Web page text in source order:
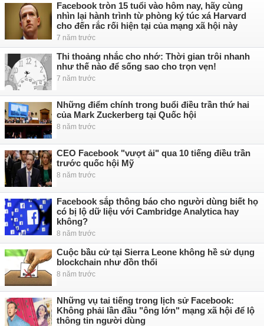
Facebook tròn 15 tuổi vào hôm nay, hãy cùng
nhìn lại hành trình từ phòng ký túc xá Harvard
cho đến rắc rối hiện tại của mạng xã hội này
7 năm trước
Thi thoảng nhắc cho nhớ: Thời gian trôi nhanh
như thế nào để sống sao cho trọn vẹn!
7 năm trước
Những điểm chính trong buổi điều trần thứ hai
của Mark Zuckerberg tại Quốc hội
8 năm trước
CEO Facebook "vượt ải" qua 10 tiếng điều trần
trước quốc hội Mỹ
8 năm trước
Facebook sắp thông báo cho người dùng biết họ
có bị lộ dữ liệu với Cambridge Analytica hay
không?
8 năm trước
Cuộc bầu cử tại Sierra Leone không hề sử dụng
blockchain như đồn thổi
8 năm trước
Những vụ tai tiếng trong lịch sử Facebook:
Không phải lần đầu "ông lớn" mạng xã hội để lộ
thông tin người dùng